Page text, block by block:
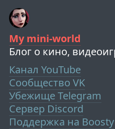
My mini-world
Блог о кино,
Канал YouTube
Сообщество VK
Убежище Telegram
Сервер Discord
Поддержка на Boosty